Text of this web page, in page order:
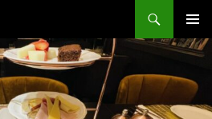
メインメ
ニュー